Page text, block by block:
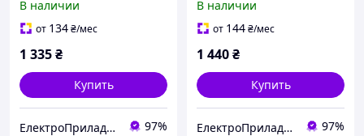
монтажной панелью
(металлический шкаф)
В наличии
от 134₴/мес
1 335₴
Купить
ЕлектроПриладТехСервіс 97%
монтажной панелью
(металлический шкаф)
В наличии
от 144₴/мес
1 440₴
Купить
ЕлектроПриладТехСервіс 97%